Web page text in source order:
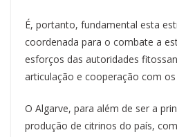
É, portanto, fundamental esta
coordenada para o combate a
esforços das autoridades
articulação e cooperação com
O Algarve, para além de ser a
produção de citrinos do país,